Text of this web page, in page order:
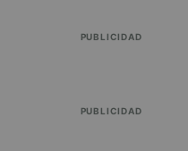
PUBLICIDAD
PUBLICIDAD